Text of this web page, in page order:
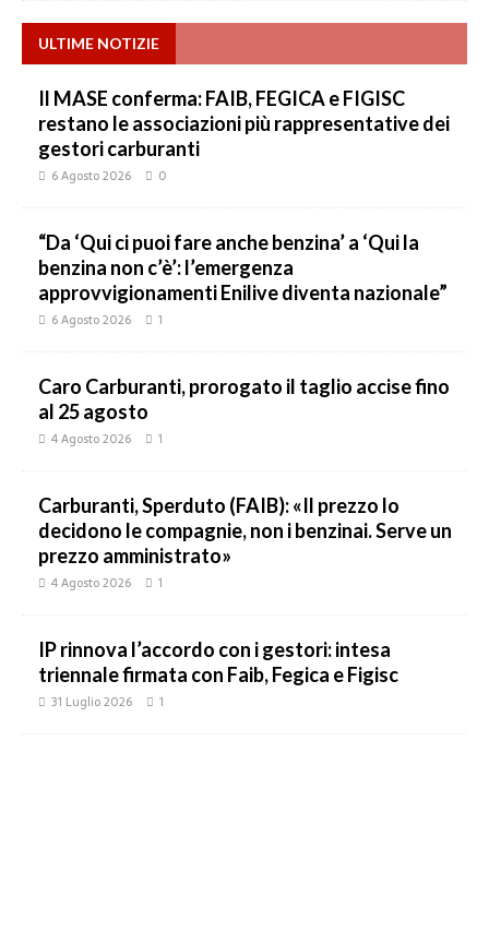
ULTIME NOTIZIE
Il MASE conferma: FAIB, FEGICA e FIGISC
restano le associazioni più rappresentative dei
gestori carburanti
6 Agosto 2026 0
“Da ‘Qui ci puoi fare anche benzina’ a ‘Qui la
benzina non c’è’: l’emergenza
approvvigionamenti Enilive diventa nazionale”
6 Agosto 2026 1
Caro Carburanti, prorogato il taglio accise fino
al 25 agosto
4 Agosto 2026 1
Carburanti, Sperduto (FAIB): «Il prezzo lo
decidono le compagnie, non i benzinai. Serve un
prezzo amministrato»
4 Agosto 2026 1
IP rinnova l’accordo con i gestori: intesa
triennale firmata con Faib, Fegica e Figisc
31 Luglio 2026 1